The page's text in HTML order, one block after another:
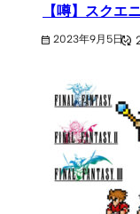
【噂】スクエ
2023年9月5日